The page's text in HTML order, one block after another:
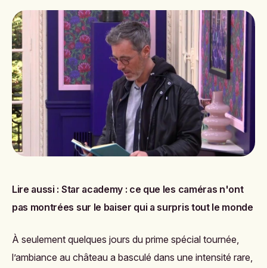
Lire aussi : Star academy : ce que les caméras n'ont
pas montrées sur le baiser qui a surpris tout le monde
À seulement quelques jours du prime spécial tournée,
l’ambiance au château a basculé dans une intensité rare,